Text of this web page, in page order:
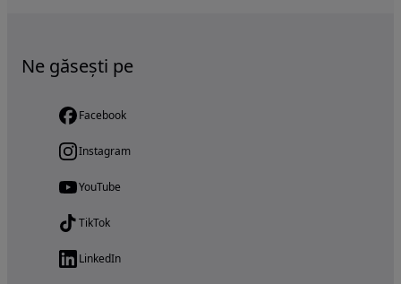
Ne găsești pe
Facebook
Instagram
YouTube
TikTok
LinkedIn